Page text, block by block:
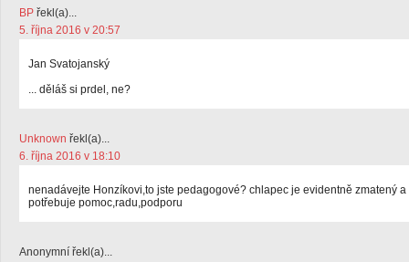
BP řekl(a)...
5. října 2016 v 20:57
Jan Svatojanský
... děláš si prdel, ne?
Unknown řekl(a)...
6. října 2016 v 18:10
nenadávejte Honzíkovi,to jste pedagogové? chlapec je evidentně zmatený a
potřebuje pomoc,radu,podporu
Anonymní řekl(a)...